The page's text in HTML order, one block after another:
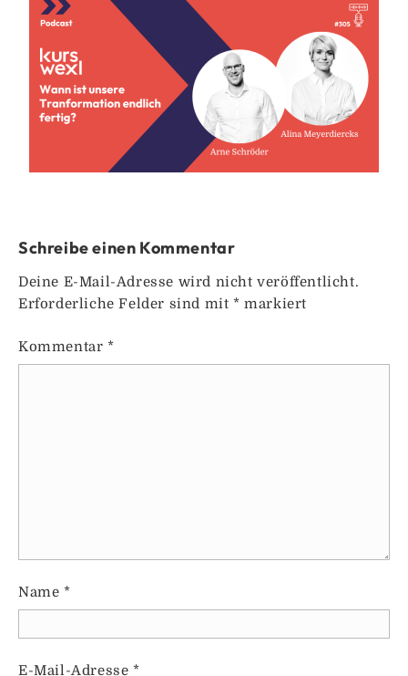
Schreibe einen Kommentar
Deine E-Mail-Adresse wird nicht veröffentlicht.
Erforderliche Felder sind mit* markiert
Kommentar *
Name *
E-Mail-Adresse *